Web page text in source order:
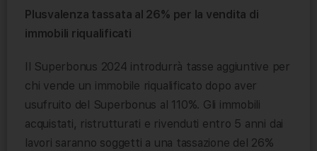
Plusvalenza tassata al 26% per la vendita di
immobili riqualificati
Il Superbonus 2024 introdurrà tasse aggiuntive per
chi vende un immobile riqualificato dopo aver
usufruito del Superbonus al 110%. Gli immobili
acquistati, ristrutturati e rivenduti entro 5 anni dai
lavori saranno soggetti a una tassazione del 26%